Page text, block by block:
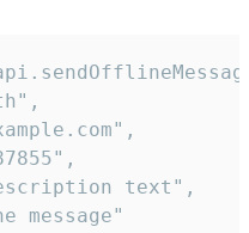
text",
message"